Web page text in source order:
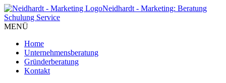
Neidhardt - Marketing: Beratung
Schulung Service
MENÜ
Home
Unternehmensberatung
Gründerberatung
Kontakt